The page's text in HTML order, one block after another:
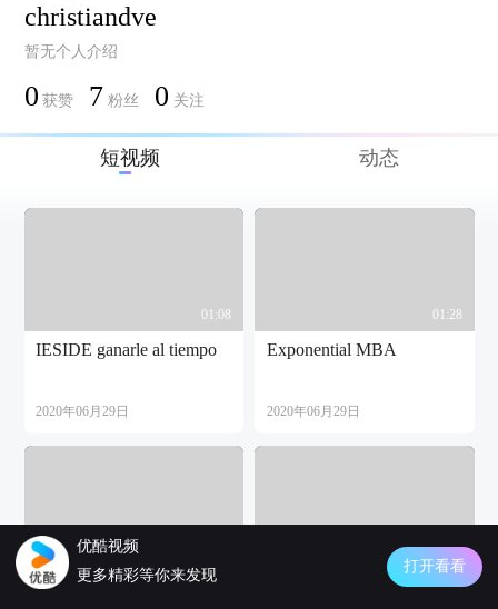
christiandve
暂无个人介绍
0 获赞 7 粉丝 0 关注
短视频 动态
01:08
IESIDE ganarle al tiempo
2020年06月29日
01:28
Exponential MBA
2020年06月29日
La experiencia DARI en
01:56
Avengers Endgame Lego
优酷视频
更多精彩等你来发现
打开看看